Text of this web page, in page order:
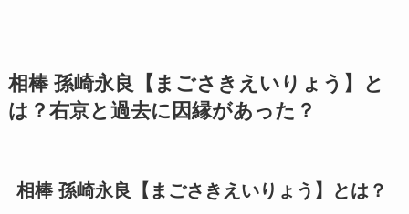
相棒 孫崎永良【まごさきえいりょう】と
は？右京と過去に因縁があった？
相棒 孫崎永良【まごさきえいりょう】とは？